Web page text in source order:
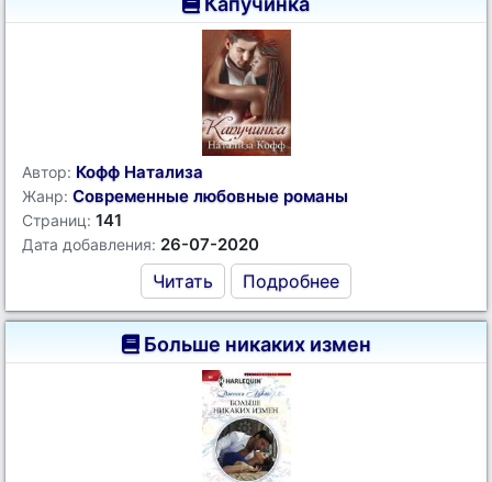
Автор: Кофф Натализа
Жанр: Современные любовные романы
Страниц: 141
Дата добавления: 26-07-2020
Читать Подробнее
Больше никаких измен